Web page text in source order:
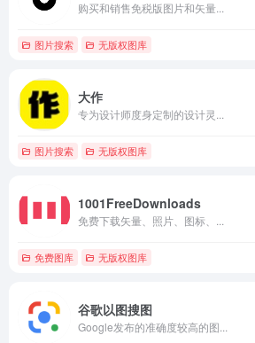
购买和销售免税版图片和矢量...
图片搜索 无版权图库
大作
专为设计师度身定制的设计灵...
图片搜索 无版权图库
1001FreeDownloads
免费下载矢量、照片、图标、...
免费图库 无版权图库
谷歌以图搜图
Google发布的准确度较高的图...